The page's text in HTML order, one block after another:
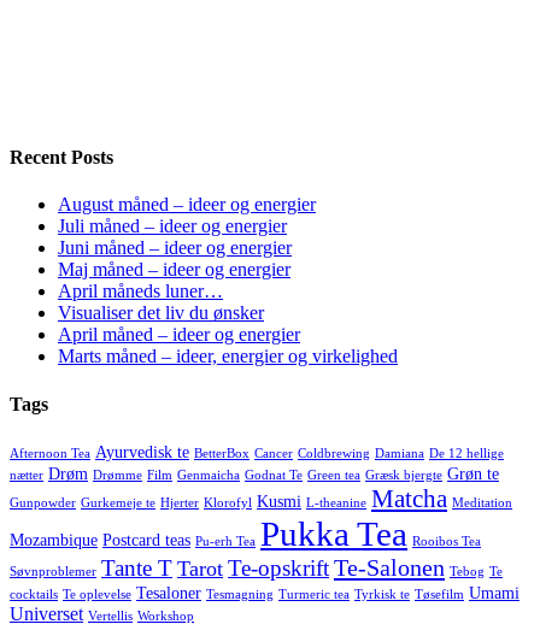
Recent Posts
August måned – ideer og energier
Juli måned – ideer og energier
Juni måned – ideer og energier
Maj måned – ideer og energier
April måneds luner…
Visualiser det liv du ønsker
April måned – ideer og energier
Marts måned – ideer, energier og virkelighed
Tags
Afternoon Tea Ayurvedisk te BetterBox Cancer Coldbrewing Damiana De 12 hellige
nætter Drøm Drømme Film Genmaicha Godnat Te Green tea Græsk bjergte Grøn te
Gunpowder Gurkemeje te Hjerter Klorofyl Kusmi L-theanine Matcha Meditation
Mozambique Postcard teas Pu-erh Tea Pukka Tea Rooibos Tea
Søvnproblemer Tante T Tarot Te-opskriftTe-Salonen Tebog Te
cocktails Te oplevelse Tesaloner Tesmagning Turmeric tea Tyrkisk te Tøsefilm Umami
Universet Vertellis Workshop